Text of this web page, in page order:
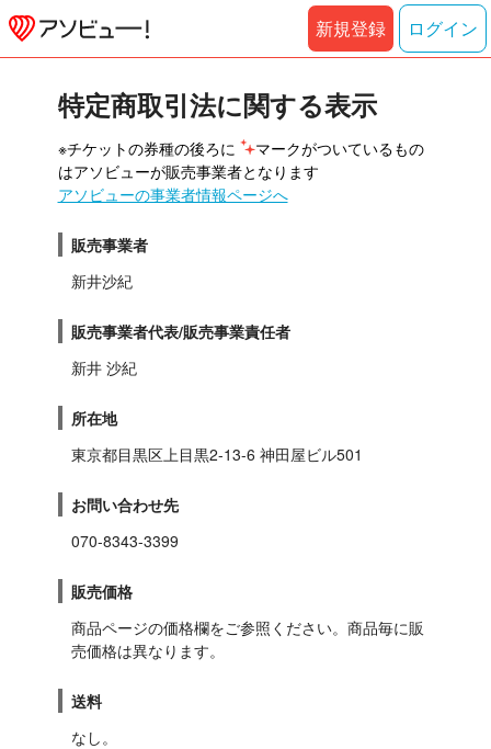
新規登録 ログイン
特定商取引法に関する表示
※チケットの券種の後ろに
マークがついているもの
はアソビューが販売事業者となります
アソビューの事業者情報ページへ
販売事業者
新井沙紀
販売事業者代表/販売事業責任者
新井 沙紀
所在地
東京都目黒区上目黒2-13-6 神田屋ビル501
お問い合わせ先
070-8343-3399
販売価格
商品ページの価格欄をご参照ください。商品毎に販
売価格は異なります。
送料
なし。